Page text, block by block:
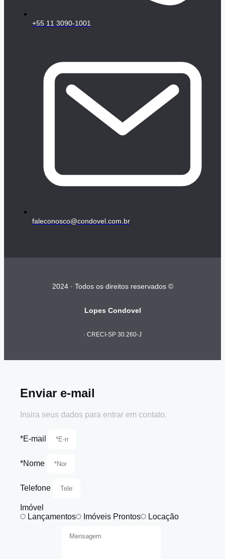
+55 11 3090-1001
faleconosco@condovel.com.br
2024 · Todos os direitos reservados ©
Lopes Condovel
· CRECI-SP 30.260-J
Enviar e-mail
Insira seus dados para entrar em contato.
*E-mail
*Nome
Telefone
Imóvel
Lançamentos
Imóveis Prontos Locação